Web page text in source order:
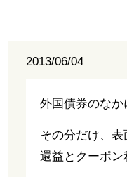
2013/06/04
外国債券のなか
その分だけ、
還益とクーポン